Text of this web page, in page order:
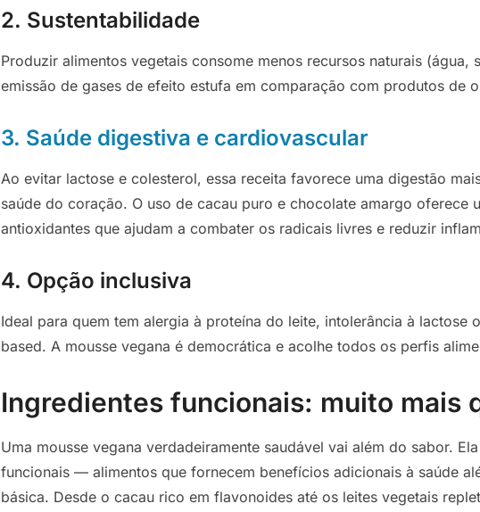
2. Sustentabilidade
Produzir alimentos vegetais consome menos recursos naturais (água,
emissão de gases de efeito estufa em comparação com produtos de
3. Saúde digestiva e cardiovascular
Ao evitar lactose e colesterol, essa receita favorece uma digestão
saúde do coração. O uso de cacau puro e chocolate amargo oferece
antioxidantes que ajudam a combater os radicais livres e reduzir
4. Opção inclusiva
Ideal para quem tem alergia à proteína do leite, intolerância à lactose
based. A mousse vegana é democrática e acolhe todos os perfis
Ingredientes funcionais: muito mais
Uma mousse vegana verdadeiramente saudável vai além do sabor.
funcionais — alimentos que fornecem benefícios adicionais à saúde
básica. Desde o cacau rico em flavonoides até os leites vegetais